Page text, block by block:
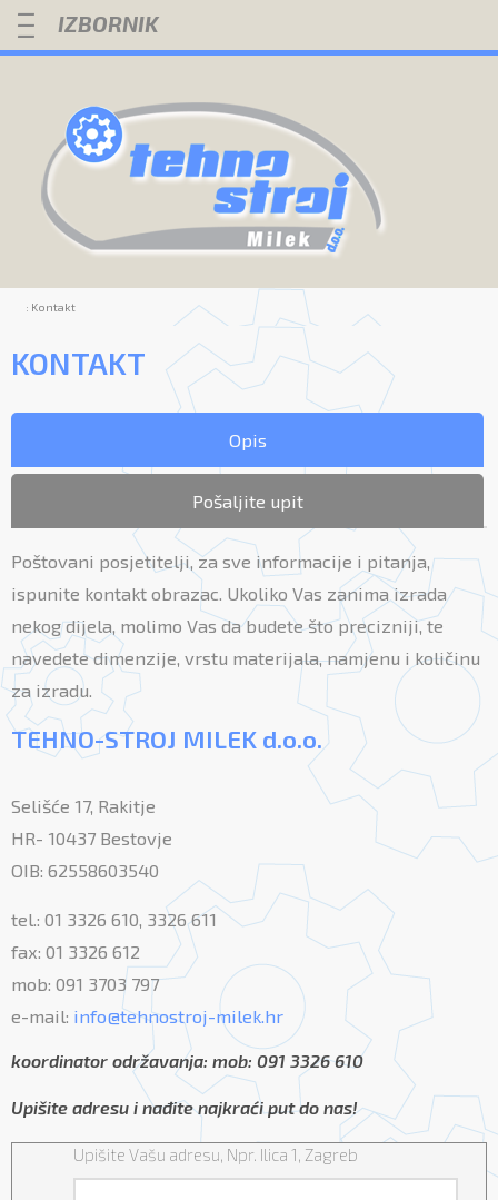
—
—
—
: Kontakt
KONTAKT
Opis
Pošaljite upit
Poštovani posjetitelji, za sve informacije i pitanja,
ispunite kontakt obrazac. Ukoliko Vas zanima izrada
nekog dijela, molimo Vas da budete što precizniji, te
navedete dimenzije, vrstu materijala, namjenu i količinu
za izradu.
TEHNO-STROJ MILEK d.o.o.
Selišće 17, Rakitje
HR- 10437 Bestovje
OIB: 62558603540
tel.: 01 3326 610, 3326 611
fax: 01 3326 612
mob: 091 3703 797
e-mail: info@tehnostroj-milek.hr
koordinator održavanja: mob: 091 3326 610
Upišite adresu i nađite najkraći put do nas!
Upišite Vašu adresu, Npr. Ilica 1, Zagreb